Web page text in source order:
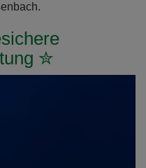
✮